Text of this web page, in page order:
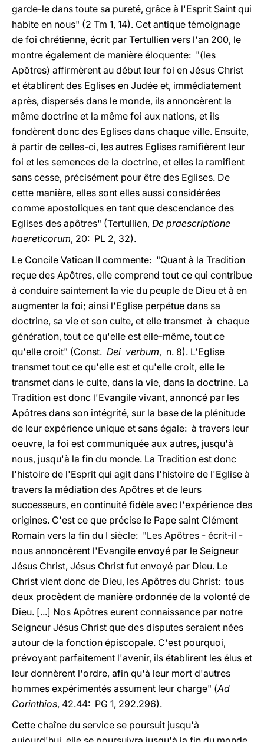
garde-le dans toute sa pureté, grâce à l'Esprit Saint qui
habite en nous" (2 Tm 1, 14). Cet antique témoignage
de foi chrétienne, écrit par Tertullien vers l'an 200, le
montre également de manière éloquente: "(les
Apôtres) affirmèrent au début leur foi en Jésus Christ
et établirent des Eglises en Judée et, immédiatement
après, dispersés dans le monde, ils annoncèrent la
même doctrine et la même foi aux nations, et ils
fondèrent donc des Eglises dans chaque ville. Ensuite,
à partir de celles-ci, les autres Eglises ramifièrent leur
foi et les semences de la doctrine, et elles la ramifient
sans cesse, précisément pour être des Eglises. De
cette manière, elles sont elles aussi considérées
comme apostoliques en tant que descendance des
Eglises des apôtres" (Tertullien, De praescriptione
haereticorum, 20: PL 2, 32).
Le Concile Vatican II commente: "Quant à la Tradition
reçue des Apôtres, elle comprend tout ce qui contribue
à conduire saintement la vie du peuple de Dieu et à en
augmenter la foi; ainsi l'Eglise perpétue dans sa
doctrine, sa vie et son culte, et elle transmet à chaque
génération, tout ce qu'elle est elle-même, tout ce
qu'elle croit" (Const. Dei verbum, n. 8). L'Eglise
transmet tout ce qu'elle est et qu'elle croit, elle le
transmet dans le culte, dans la vie, dans la doctrine. La
Tradition est donc l'Evangile vivant, annoncé par les
Apôtres dans son intégrité, sur la base de la plénitude
de leur expérience unique et sans égale: à travers leur
oeuvre, la foi est communiquée aux autres, jusqu'à
nous, jusqu'à la fin du monde. La Tradition est donc
l'histoire de l'Esprit qui agit dans l'histoire de l'Eglise à
travers la médiation des Apôtres et de leurs
successeurs, en continuité fidèle avec l'expérience des
origines. C'est ce que précise le Pape saint Clément
Romain vers la fin du I siècle: "Les Apôtres - écrit-il -
nous annoncèrent l'Evangile envoyé par le Seigneur
Jésus Christ, Jésus Christ fut envoyé par Dieu. Le
Christ vient donc de Dieu, les Apôtres du Christ: tous
deux procèdent de manière ordonnée de la volonté de
Dieu. [...] Nos Apôtres eurent connaissance par notre
Seigneur Jésus Christ que des disputes seraient nées
autour de la fonction épiscopale. C'est pourquoi,
prévoyant parfaitement l'avenir, ils établirent les élus et
leur donnèrent l'ordre, afin qu'à leur mort d'autres
hommes expérimentés assument leur charge" (Ad
Corinthios, 42.44: PG 1, 292.296).
Cette chaîne du service se poursuit jusqu'à